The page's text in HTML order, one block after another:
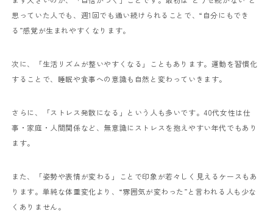
思っていた人でも、週1回でも通い続けられることで、“自分にもでき
る”感覚が生まれやすくなります。
次に、「生活リズムが整いやすくなる」こともあります。運動を習慣化
することで、睡眠や食事への意識も自然と変わっていきます。
さらに、「ストレス発散になる」という人も多いです。40代女性は仕
事・家庭・人間関係など、無意識にストレスを抱えやすい年代でもあり
ます。
また、「姿勢や表情が変わる」ことで印象が若々しく見えるケースもあ
ります。単純な体重変化より、“雰囲気が変わった”と言われる人も少な
くありません。